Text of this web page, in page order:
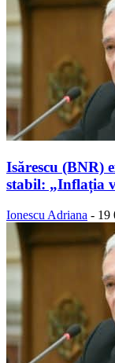
Isărescu (BNR)
stabil: „Inflația
Ionescu Adriana - 19